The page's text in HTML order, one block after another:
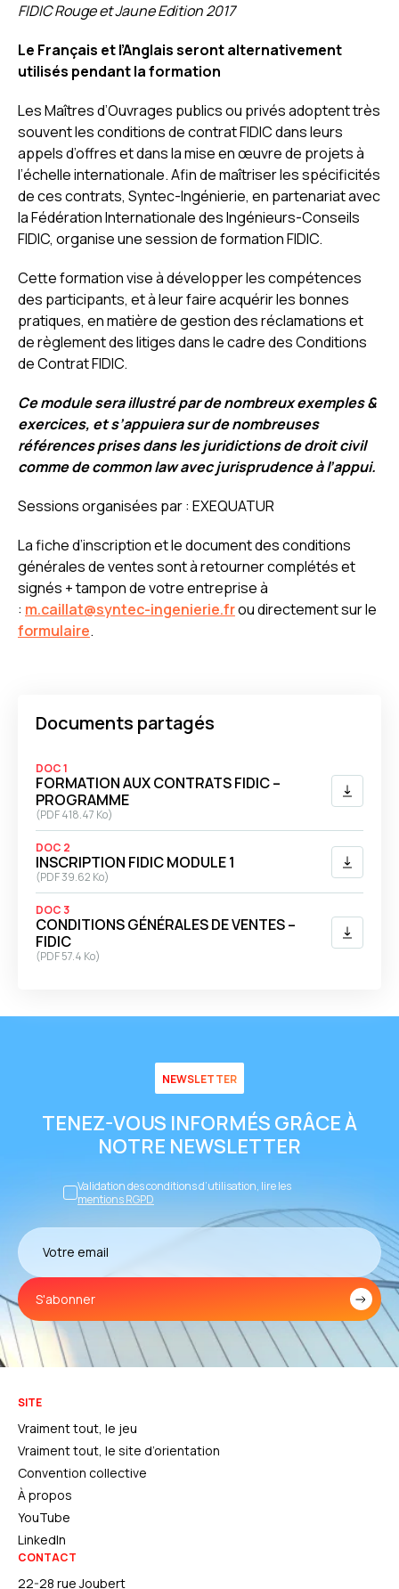
FIDIC Rouge et Jaune Edition 2017
Le Français et l’Anglais seront alternativement
utilisés pendant la formation
Les Maîtres d’Ouvrages publics ou privés adoptent très
souvent les conditions de contrat FIDIC dans leurs
appels d’offres et dans la mise en œuvre de projets à
l’échelle internationale. Afin de maîtriser les spécificités
de ces contrats, Syntec-Ingénierie, en partenariat avec
la Fédération Internationale des Ingénieurs-Conseils
FIDIC, organise une session de formation FIDIC.
Cette formation vise à développer les compétences
des participants, et à leur faire acquérir les bonnes
pratiques, en matière de gestion des réclamations et
de règlement des litiges dans le cadre des Conditions
de Contrat FIDIC.
Ce module sera illustré par de nombreux exemples &
exercices, et s’appuiera surde nombreuses
références prises dans les juridictions de droit civil
comme decommon law avec jurisprudence à l’appui.
Sessions organisées par : EXEQUATUR
La fiche d’inscription et le document des conditions
générales de ventes sont à retourner complétés et
signés + tampon de votre entreprise à
: m.caillat@syntec-ingenierie.frou directement sur le
formulaire.
Documents partagés
DOC 1
FORMATION AUX CONTRATS FIDIC –
PROGRAMME
(PDF418.47 Ko)
DOC 2
INSCRIPTION FIDIC MODULE 1
(PDF39.62 Ko)
DOC 3
CONDITIONS GÉNÉRALES DE VENTES –
FIDIC
(PDF57.4 Ko)
NEWSLETTER
TENEZ-VOUS INFORMÉS GRÂCE À
NOTRE NEWSLETTER
Validation des conditions d’utilisation, lire les
mentions RGPD
S'abonner
SITE
Vraiment tout, le jeu
Vraiment tout, le site d’orientation
Convention collective
À propos
YouTube
LinkedIn
CONTACT
22-28 rue Joubert